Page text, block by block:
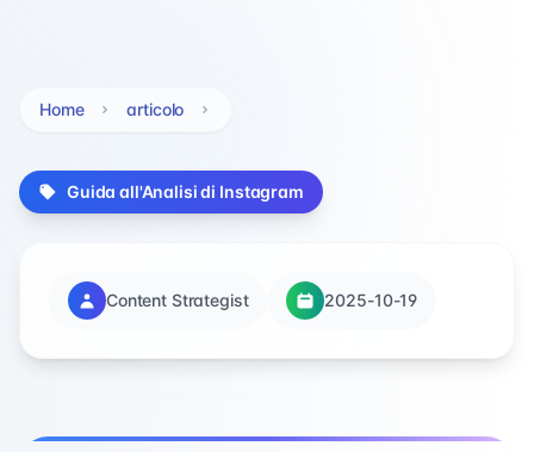
Home articolo
Guida all'Analisi di Instagram
Content Strategist 2025-10-19